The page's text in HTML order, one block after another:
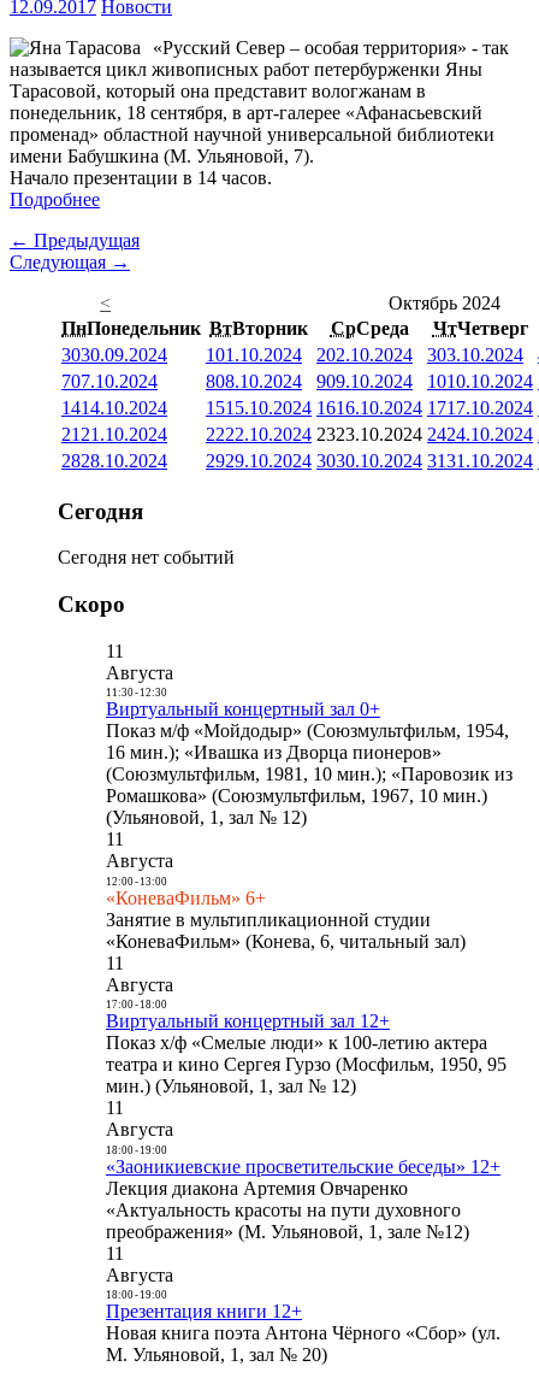
12.09.2017 Новости
«Русский Север – особая территория» - так
называется цикл живописных работ петербурженки Яны
Тарасовой, который она представит вологжанам в
понедельник, 18 сентября, в арт-галерее «Афанасьевский
променад» областной научной универсальной библиотеки
имени Бабушкина (М. Ульяновой, 7).
Начало презентации в 14 часов.
Подробнее
← Предыдущая
Следующая →
<
Октябрь 2024
ПнПонедельник ВтВторник СрСреда ЧтЧетверг
3030.09.2024 101.10.2024 202.10.2024 303.10.2024
707.10.2024 808.10.2024 909.10.2024 1010.10.2024
1414.10.2024 1515.10.2024 1616.10.2024 1717.10.2024
21 21.10.2024 2222.10.2024 2323.10.2024 2424.10.2024
2828.10.2024 2929.10.2024 3030.10.2024 3131.10.2024
Сегодня
Сегодня нет событий
Скоро
11
Августа
11:30- 12:30
Виртуальный концертный зал 0+
Показ м/ф «Мойдодыр» (Союзмультфильм, 1954,
16 мин.); «Ивашка из Дворца пионеров»
(Союзмультфильм, 1981, 10 мин.); «Паровозик из
Ромашкова» (Союзмультфильм, 1967, 10 мин.)
(Ульяновой, 1, зал № 12)
11
Августа
12:00- 13:00
«КоневаФильм» 6+
Занятие в мультипликационной студии
«КоневаФильм» (Конева, 6, читальный зал)
11
Августа
17:00- 18:00
Виртуальный концертный зал 12+
Показ х/ф «Смелые люди» к 100-летию актера
театра и кино Сергея Гурзо (Мосфильм, 1950, 95
мин.) (Ульяновой, 1, зал № 12)
11
Августа
18:00- 19:00
«Заоникиевские просветительские беседы» 12+
Лекция диакона Артемия Овчаренко
«Актуальность красоты на пути духовного
преображения» (М. Ульяновой, 1, зале №12)
11
Августа
18:00- 19:00
Презентация книги 12+
Новая книга поэта Антона Чёрного «Сбор» (ул.
М. Ульяновой, 1, зал № 20)